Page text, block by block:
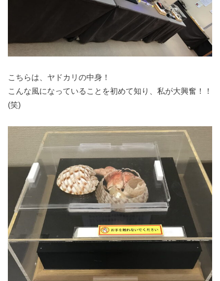
こちらは、ヤドカリの中身！
こんな風になっていることを初めて知り、私が大興奮！！
(笑)